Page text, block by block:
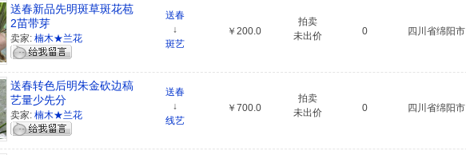
送春新品先明斑草斑花苞
2苗带芽
卖家: 楠木★兰花
送春
↓
斑艺
￥200.0
拍卖
未出价
0 四川省绵阳市
送春转色后明朱金砍边稿
艺量少先分
卖家: 楠木★兰花
送春
↓
线艺
￥700.0
拍卖
未出价
0 四川省绵阳市